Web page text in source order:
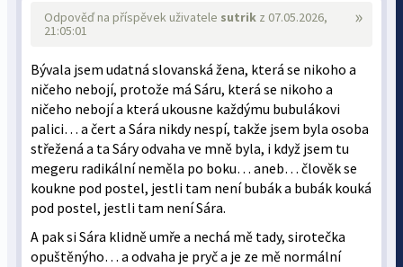
»
Odpověď na příspěvek uživatele sutrik z 07.05.2026,
21:05:01
Bývala jsem udatná slovanská žena, která se nikoho a
ničeho nebojí, protože má Sáru, která se nikoho a
ničeho nebojí a která ukousne každýmu bubulákovi
palici… a čert a Sára nikdy nespí, takže jsem byla osoba
střežená a ta Sáry odvaha ve mně byla, i když jsem tu
megeru radikální neměla po boku… aneb… člověk se
koukne pod postel, jestli tam není bubák a bubák kouká
pod postel, jestli tam není Sára.
A pak si Sára klidně umře a nechá mě tady, sirotečka
opuštěnýho… a odvaha je pryč a je ze mě normální